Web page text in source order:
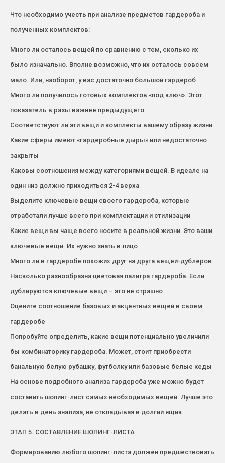
Что необходимо учесть при анализе предметов гардероба и
полученных комплектов:
Много ли осталось вещей по сравнению с тем, сколько их
было изначально. Вполне возможно, что их осталось совсем
мало. Или, наоборот, у вас достаточно большой гардероб
Много ли получилось готовых комплектов «под ключ». Этот
показатель в разы важнее предыдущего
Соответствуют ли эти вещи и комплекты вашему образу жизни.
Какие сферы имеют «гардеробные дыры» или недостаточно
закрыты
Каковы соотношения между категориями вещей. В идеале на
один низ должно приходиться 2-4 верха
Выделите ключевые вещи своего гардероба, которые
отработали лучше всего при комплектации и стилизации
Какие вещи вы чаще всего носите в реальной жизни. Это ваши
ключевые вещи. Их нужно знать в лицо
Много ли в гардеробе похожих друг на друга вещей-дублеров.
Насколько разнообразна цветовая палитра гардероба. Если
дублируются ключевые вещи – это не страшно
Оцените соотношение базовых и акцентных вещей в своем
гардеробе
Попробуйте определить, какие вещи потенциально увеличили
бы комбинаторику гардероба. Может, стоит приобрести
банальную белую рубашку, футболку или базовые белые кеды
На основе подробного анализа гардероба уже можно будет
составить шопинг-лист самых необходимых вещей. Лучше это
делать в день анализа, не откладывая в долгий ящик.
ЭТАП 5. СОСТАВЛЕНИЕ ШОПИНГ-ЛИСТА
Формированию любого шопинг-листа должен предшествовать